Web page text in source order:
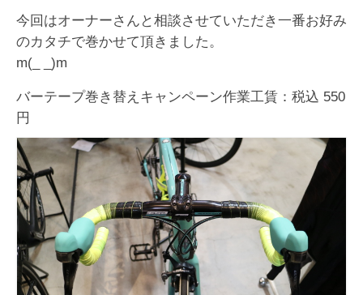
今回はオーナーさんと相談させていただき一番お好み
のカタチで巻かせて頂きました。
m(_ _)m
バーテープ巻き替えキャンペーン作業工賃：税込 550
円